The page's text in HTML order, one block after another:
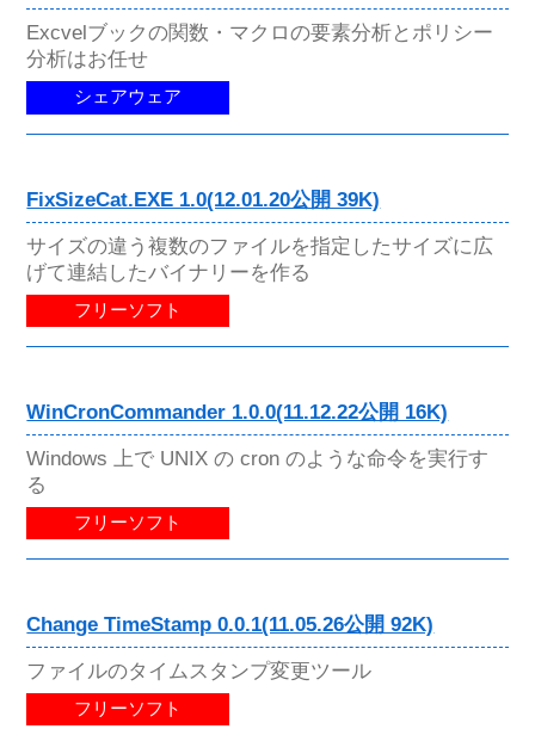
Excvelブックの関数・マクロの要素分析とポリシー
分析はお任せ
シェアウェア
FixSizeCat.EXE 1.0(12.01.20公開 39K)
サイズの違う複数のファイルを指定したサイズに広
げて連結したバイナリーを作る
フリーソフト
WinCronCommander 1.0.0(11.12.22公開 16K)
Windows 上で UNIX の cron のような命令を実行す
る
フリーソフト
Change TimeStamp 0.0.1(11.05.26公開 92K)
ファイルのタイムスタンプ変更ツール
フリーソフト